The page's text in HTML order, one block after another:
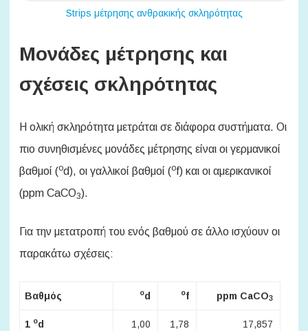
Strips μέτρησης ανθρακικής σκληρότητας
Μονάδες μέτρησης και
σχέσεις σκληρότητας
Η ολική σκληρότητα μετράται σε διάφορα συστήματα. Οι
πιο συνηθισμένες μονάδες μέτρησης είναι οι γερμανικοί
βαθμοί (od), οι γαλλικοί βαθμοί (of) και οι αμερικανικοί
(ppm CaCO3).
Για την μετατροπή του ενός βαθμού σε άλλο ισχύουν οι
παρακάτω σχέσεις:
Βαθμός od of ppm CaCO3
1 od 1,00 1,78 17,857